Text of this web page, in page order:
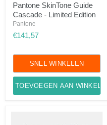
SkinTone
Guide
Cascade
Limited
Pantone SkinTone Guide
Cascade - Limited Edition
Pantone
€141,57
SNEL WINKELEN
TOEVOEGEN AAN